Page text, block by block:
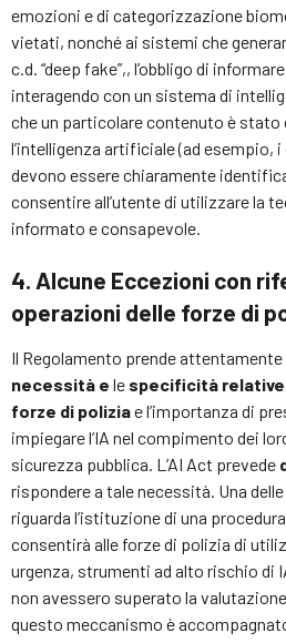
emozioni e di categorizzazione
vietati, nonché ai sistemi che
c.d. “deep fake”,, l’obbligo di
interagendo con un sistema di
che un particolare contenuto è
l’intelligenza artificiale (ad esempio, i
devono essere chiaramente
consentire all’utente di utilizzare la
informato e consapevole.
4. Alcune Eccezioni con
operazioni delle forze di
Il Regolamento prende
necessità e le specificità
forze di poliziae l’importanza di
impiegare l’IA nel compimento dei
sicurezza pubblica. L’AI Act prevede
rispondere a tale necessità. Una
riguarda l’istituzione di una
consentirà alle forze di polizia di
urgenza, strumenti ad alto rischio di
non avessero superato la
questo meccanismo è